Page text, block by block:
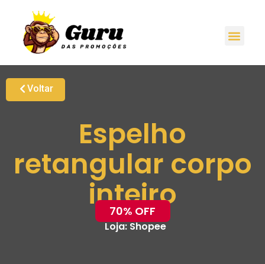
Voltar
Espelho
retangular corpo
inteiro
70% OFF
Loja:Shopee